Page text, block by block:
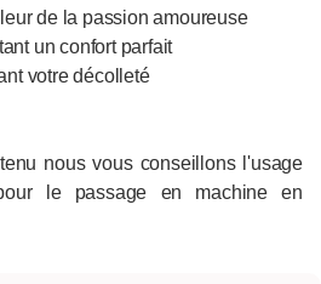
de la passion amoureuse
un confort parfait
votre décolleté
nous vous conseillons l'usage
le passage en machine en